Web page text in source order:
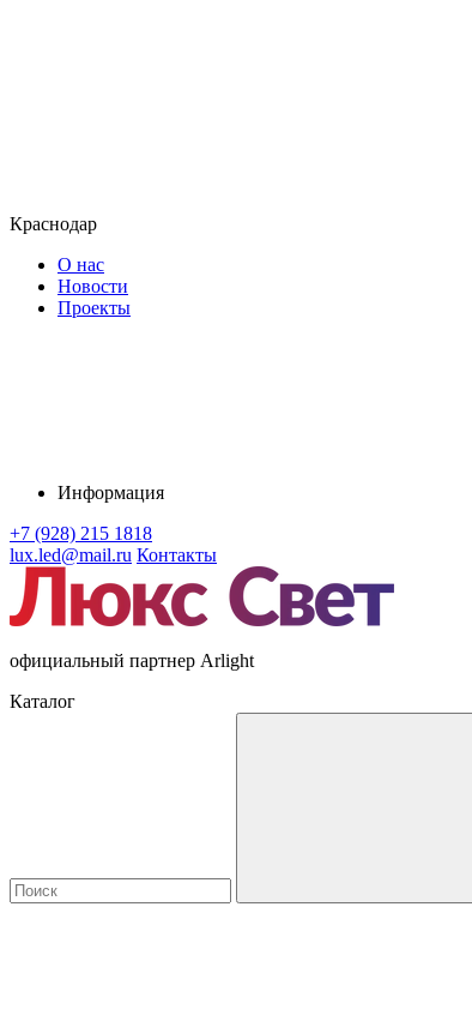
Краснодар
О нас
Новости
Проекты
Информация
+7 (928) 215 1818
lux.led@mail.ru Контакты
официальный партнер Arlight
Каталог